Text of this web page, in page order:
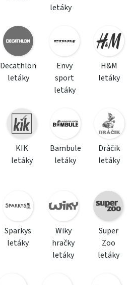
letáky
Decathlon
letáky
Envy
sport
letáky
H&M
letáky
KIK
letáky
Bambule
letáky
Dráčik
letáky
Sparkys
letáky
Wiky
hračky
letáky
Super
Zoo
letáky